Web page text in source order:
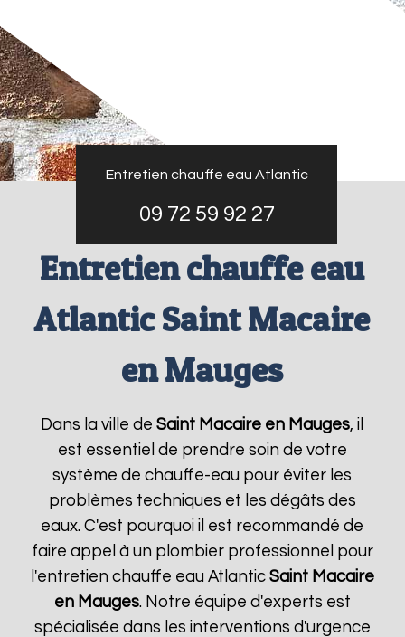
Entretien chauffe eau Atlantic
09 72 59 92 27
Entretien chauffe eau
Atlantic Saint Macaire
en Mauges
Dans la ville deSaint Macaire en Mauges, il
est essentiel de prendre soin de votre
système de chauffe-eau pour éviter les
problèmes techniques et les dégâts des
eaux. C'est pourquoi il est recommandé de
faire appel à un plombier professionnel pour
l'entretien chauffe eau Atlantic Saint Macaire
en Mauges. Notre équipe d'experts est
spécialisée dans les interventions d'urgence